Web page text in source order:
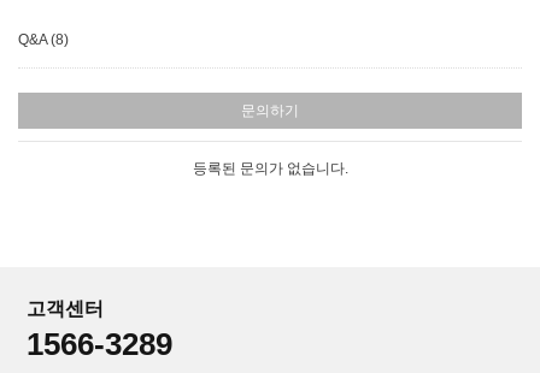
Q&A (8)
문의하기
등록된 문의가 없습니다.
고객센터
1566-3289